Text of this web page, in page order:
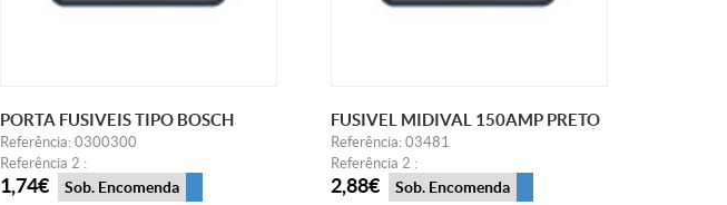
PORTA FUSIVEIS TIPO BOSCH
Referência: 0300300
Referência 2 :
1,74€ Sob. Encomenda
FUSIVEL MIDIVAL 150AMP PRETO
Referência: 03481
Referência 2 :
2,88€ Sob. Encomenda